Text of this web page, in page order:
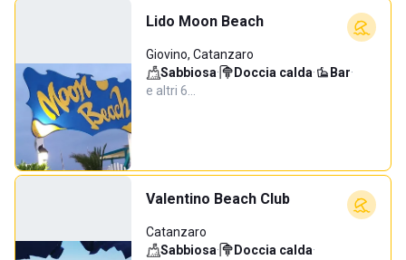
Lido Moon Beach
Giovino, Catanzaro
Sabbiosa· Doccia calda· Bar·
e altri 6…
Valentino Beach Club
Catanzaro
Sabbiosa· Doccia calda·